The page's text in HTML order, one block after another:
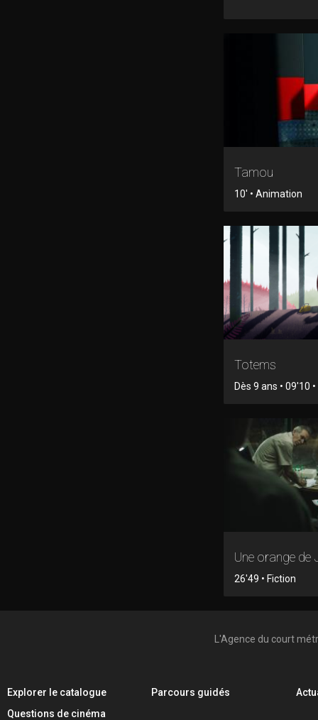
Tamou
10' • Animation
Totems
Dès 9 ans • 09'10
Une orange de
26'49 • Fiction
L'Agence du court
Explorer le catalogue
Questions de cinéma
Parcours guidés